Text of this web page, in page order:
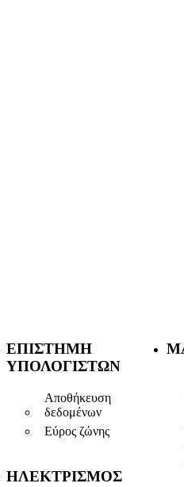
ΕΠΙΣΤΉΜΗ
ΥΠΟΛΟΓΙΣΤΏΝ
Αποθήκευση
δεδομένων
Εύρος ζώνης
ΗΛΕΚΤΡΙΣΜΌΣ